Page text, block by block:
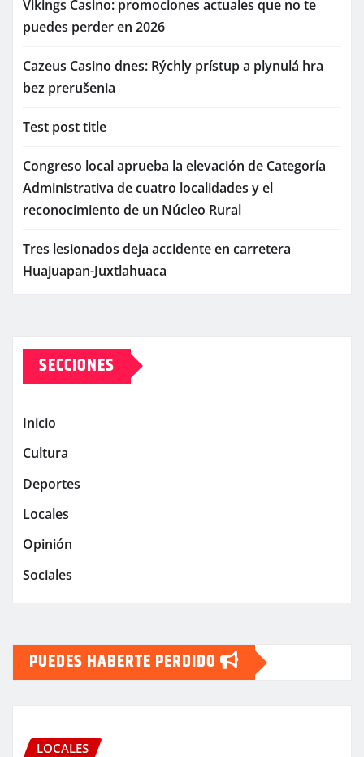
Vikings Casino: promociones actuales que no te
puedes perder en 2026
Cazeus Casino dnes: Rýchly prístup a plynulá hra
bez prerušenia
Test post title
Congreso local aprueba la elevación de Categoría
Administrativa de cuatro localidades y el
reconocimiento de un Núcleo Rural
Tres lesionados deja accidente en carretera
Huajuapan-Juxtlahuaca
SECCIONES
Inicio
Cultura
Deportes
Locales
Opinión
Sociales
PUEDES HABERTE PERDIDO
LOCALES